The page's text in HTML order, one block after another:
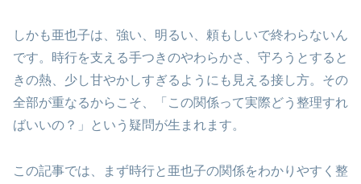
しかも亜也子は、強い、明るい、頼もしいで終わらないん
です。時行を支える手つきのやわらかさ、守ろうとすると
きの熱、少し甘やかしすぎるようにも見える接し方。その
全部が重なるからこそ、「この関係って実際どう整理すれ
ばいいの？」という疑問が生まれます。
この記事では、まず時行と亜也子の関係をわかりやすく整